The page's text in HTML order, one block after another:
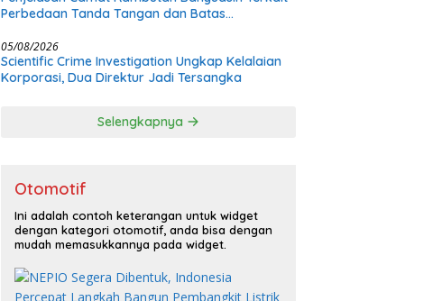
Perbedaan Tanda Tangan dan Batas
05/08/2026
Scientific Crime Investigation Ungkap Kelalaian
Korporasi, Dua Direktur Jadi Tersangka
Selengkapnya
Otomotif
Ini adalah contoh keterangan untuk widget
dengan kategori otomotif, anda bisa dengan
mudah memasukkannya pada widget.